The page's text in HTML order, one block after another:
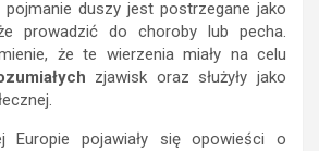
pojmanie duszy jest postrzegane jako
prowadzić do choroby lub pecha.
że te wierzenia miały na celu
zjawisk oraz służyły jako
Europie pojawiały się opowieści o